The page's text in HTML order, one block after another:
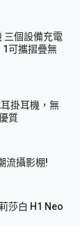
個設備充電
1可攜摺疊無
掛耳機，無
質
流攝影棚!
莎白 H1 Neo